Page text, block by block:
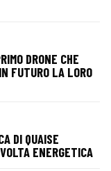
DRONE CHE
FUTURO LA LORO
DI QUAISE
ENERGETICA